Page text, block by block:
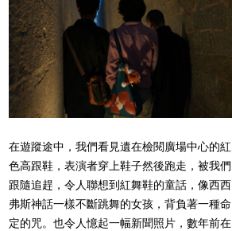
在遊蹤途中，我們看見遺在檢閱廣場中心的紅
色高跟鞋，表演者穿上鞋子然後跑走，被我們
跟隨追趕，令人聯想到紅舞鞋的童話，像西西
弗斯神話一樣不斷跳舞的女孩，背負著一種命
定的咒。也令人憶起一幅新聞照片，數年前在